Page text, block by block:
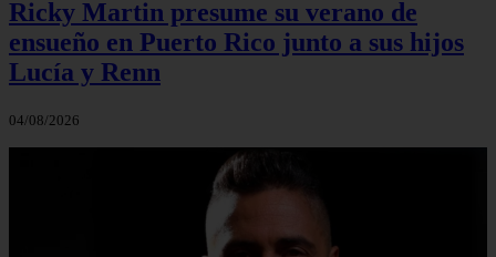
Ricky Martin presume su verano de
ensueño en Puerto Rico junto a sus hijos
Lucía y Renn
04/08/2026